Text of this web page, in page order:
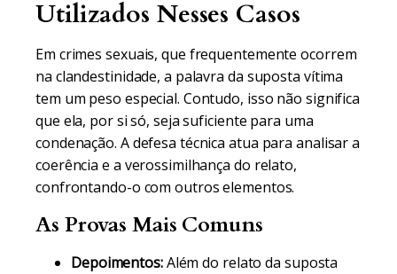
Utilizados Nesses Casos
Em crimes sexuais, que frequentemente ocorrem
na clandestinidade, a palavra da suposta vítima
tem um peso especial. Contudo, isso não significa
que ela, por si só, seja suficiente para uma
condenação. A defesa técnica atua para analisar a
coerência e a verossimilhança do relato,
confrontando-o com outros elementos.
As Provas Mais Comuns
Depoimentos:Além do relato da suposta